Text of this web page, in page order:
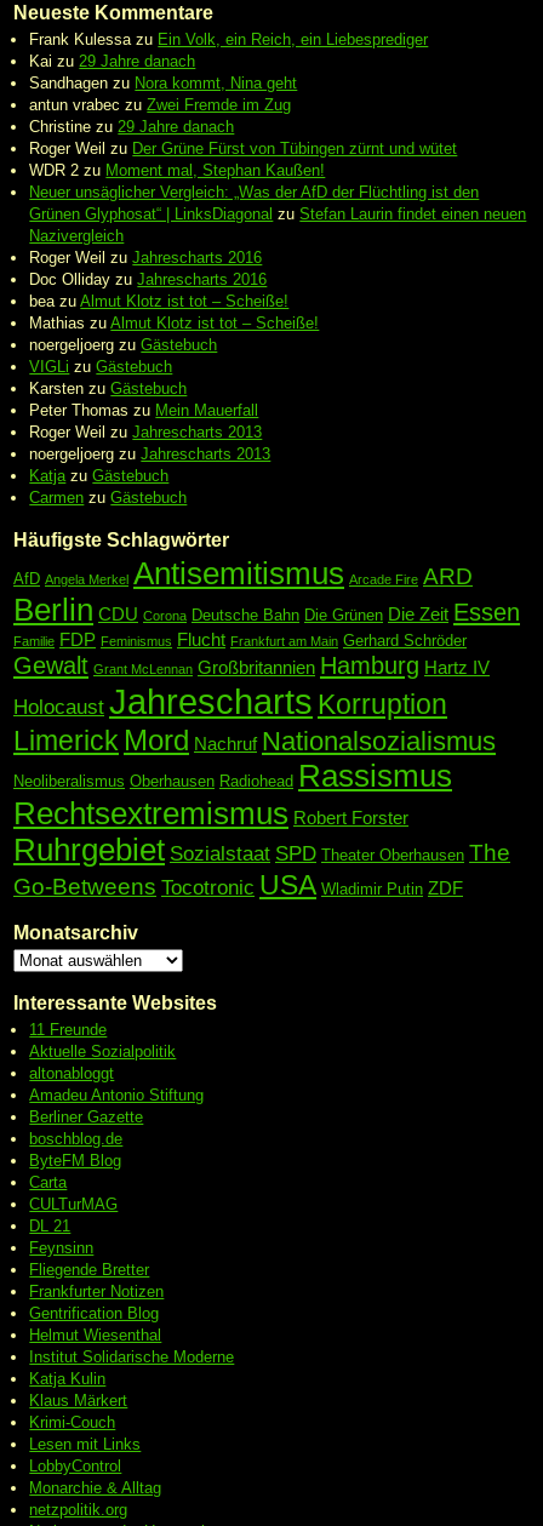
Neueste Kommentare
Frank Kulessa zu Ein Volk, ein Reich, ein Liebesprediger
Kai zu 29 Jahre danach
Sandhagen zu Nora kommt, Nina geht
antun vrabec zuZwei Fremde im Zug
Christine zu 29 Jahre danach
Roger Weil zu Der Grüne Fürst von Tübingen zürnt und wütet
WDR 2 zu Moment mal, Stephan Kaußen!
Neuer unsäglicher Vergleich: „Was der AfD der Flüchtling ist den
Grünen Glyphosat“ | LinksDiagonal zuStefan Laurin findet einen neuen
Nazivergleich
Roger Weil zuJahrescharts 2016
Doc Olliday zuJahrescharts 2016
bea zuAlmut Klotz ist tot – Scheiße!
Mathias zuAlmut Klotz ist tot – Scheiße!
noergeljoerg zuGästebuch
VIGLi zuGästebuch
Karsten zuGästebuch
Peter Thomas zu Mein Mauerfall
Roger Weil zuJahrescharts 2013
noergeljoerg zuJahrescharts 2013
Katja zuGästebuch
Carmen zuGästebuch
Häufigste Schlagwörter
AfD Angela Merkel Antisemitismus Arcade Fire ARD
Berlin CDU Corona Deutsche Bahn Die Grünen Die Zeit Essen
Familie FDP Feminismus Flucht Frankfurt am Main Gerhard Schröder
Gewalt Grant McLennan Großbritannien Hamburg Hartz IV
Holocaust Jahrescharts Korruption
Limerick Mord Nachruf Nationalsozialismus
Neoliberalismus Oberhausen Radiohead Rassismus
Rechtsextremismus Robert Forster
Ruhrgebiet Sozialstaat SPD Theater Oberhausen The
Go-Betweens Tocotronic USA Wladimir Putin ZDF
Monatsarchiv
Interessante Websites
11 Freunde
Aktuelle Sozialpolitik
altonabloggt
Amadeu Antonio Stiftung
Berliner Gazette
boschblog.de
ByteFM Blog
Carta
CULTurMAG
DL 21
Feynsinn
Fliegende Bretter
Frankfurter Notizen
Gentrification Blog
Helmut Wiesenthal
Institut Solidarische Moderne
Katja Kulin
Klaus Märkert
Krimi-Couch
Lesen mit Links
LobbyControl
Monarchie & Alltag
netzpolitik.org